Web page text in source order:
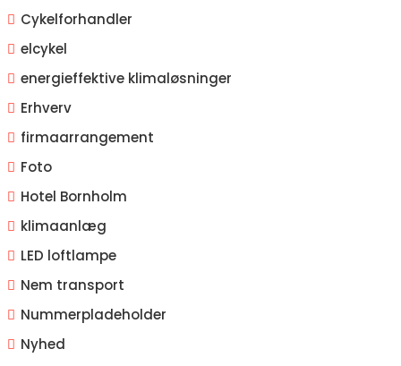
Cykelforhandler
elcykel
energieffektive klimaløsninger
Erhverv
firmaarrangement
Foto
Hotel Bornholm
klimaanlæg
LED loftlampe
Nem transport
Nummerpladeholder
Nyhed